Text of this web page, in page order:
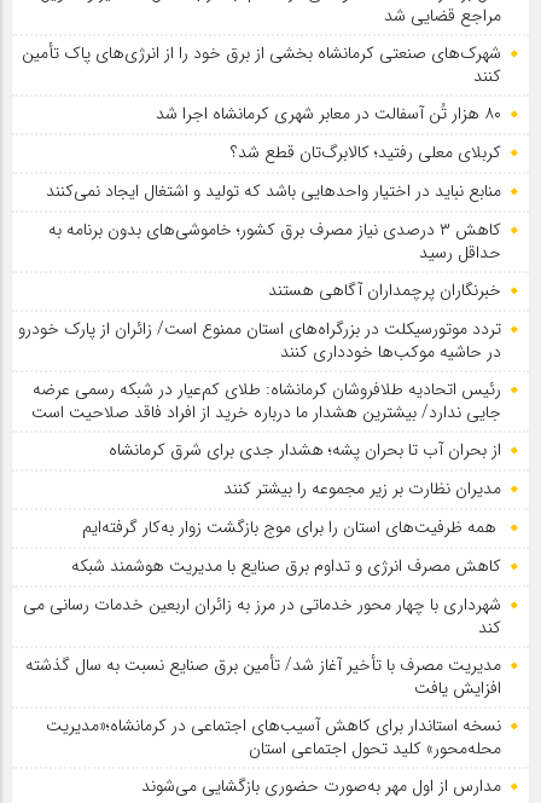
مراجع قضایی شد
شهرک‌های صنعتی کرمانشاه بخشی از برق خود را از انرژی‌های پاک تأمین
کنند
۸۰ هزار تُن آسفالت در معابر شهری کرمانشاه اجرا شد
کربلای معلی رفتید؛ کالابرگ‌تان قطع شد؟
منابع نباید در اختیار واحدهایی باشد که تولید و اشتغال ایجاد نمی‌کنند
کاهش ۳ درصدی نیاز مصرف برق کشور؛ خاموشی‌های بدون برنامه به
حداقل رسید
خبرنگاران پرچمداران آگاهی هستند
تردد موتورسیکلت در بزرگراه‌های استان ممنوع است/ زائران از پارک خودرو
در حاشیه موکب‌ها خودداری کنند
رئیس اتحادیه طلافروشان کرمانشاه: طلای کم‌عیار در شبکه رسمی عرضه
جایی ندارد/ بیشترین هشدار ما درباره خرید از افراد فاقد صلاحیت است
از بحران آب تا بحران پشه؛ هشدار جدی برای شرق کرمانشاه
مدیران نظارت بر زیر مجموعه را بیشتر کنند
همه ظرفیت‌های استان را برای موج بازگشت زوار به‌کار گرفته‌ایم
کاهش مصرف انرژی و تداوم برق صنایع با مدیریت هوشمند شبکه
شهرداری با چهار محور خدماتی در مرز به زائران اربعین خدمات رسانی می
کند
مدیریت مصرف با تأخیر آغاز شد/ تأمین برق صنایع نسبت به سال گذشته
افزایش یافت
نسخه استاندار برای کاهش آسیب‌های اجتماعی در کرمانشاه؛«مدیریت
محله‌محور» کلید تحول اجتماعی استان
مدارس از اول مهر به‌صورت حضوری بازگشایی می‌شوند